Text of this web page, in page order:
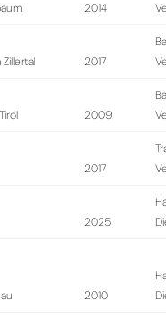
2014
Zillertal 2017
2009
2017
2025
2010